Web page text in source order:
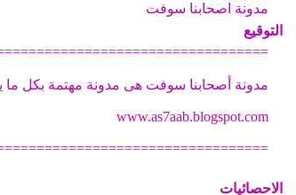
مدونة اصحابنا سوفت
التوقيع
مدونة أصحابنا سوفت هى مدونة مهتمة بكل
www.as7aab.blogspot.com
الاحصائيات